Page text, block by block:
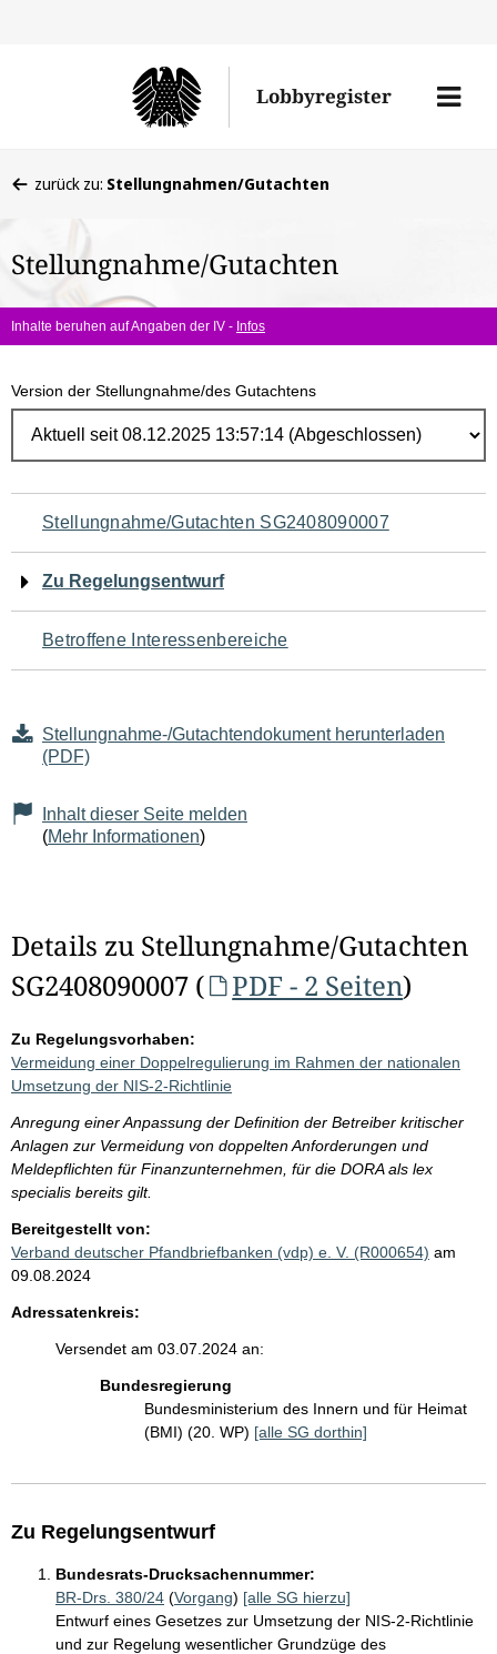
Lobbyregister
Menü
befinden
hier:
zurück zu: Stellungnahmen/Gutachten
Stellungnahme/Gutachten
Inhalte beruhen auf Angaben der IV - Infos
Version der Stellungnahme/des Gutachtens
Navigation
für
den
Seiteninhalt
Stellungnahme/Gutachten SG2408090007
Zu Regelungsentwurf
Betroffene Interessenbereiche
Stellungnahme-/Gutachtendokument herunterladen
(PDF)
Inhalt dieser Seite melden
(Mehr Informationen)
Details zu Stellungnahme/Gutachten
SG2408090007 (
PDF - 2 Seiten)
Zu Regelungsvorhaben:
Vermeidung einer Doppelregulierung im Rahmen der nationalen
Umsetzung der NIS-2-Richtlinie
Anregung einer Anpassung der Definition der Betreiber kritischer
Anlagen zur Vermeidung von doppelten Anforderungen und
Meldepflichten für Finanzunternehmen, für die DORA als lex
specialis bereits gilt.
Bereitgestellt von:
Verband deutscher Pfandbriefbanken (vdp) e. V. (R000654) am
09.08.2024
Adressatenkreis:
Versendet am 03.07.2024 an:
Bundesregierung
Bundesministerium des Innern und für Heimat
(BMI) (20. WP) [alle SG dorthin]
Zu Regelungsentwurf
Bundesrats-Drucksachennummer:
BR-Drs. 380/24 (Vorgang) [alle SG hierzu]
Entwurf eines Gesetzes zur Umsetzung der NIS-2-Richtlinie
und zur Regelung wesentlicher Grundzüge des